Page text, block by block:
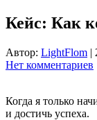
Кейс: Как
Автор: LightFlom |
Нет комментариев
Когда я только
и достичь успеха.